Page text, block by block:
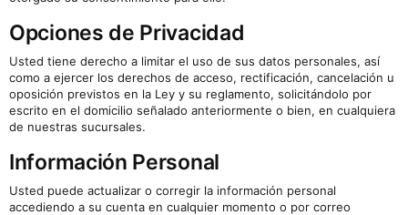
Opciones de Privacidad
Usted tiene derecho a limitar el uso de sus datos personales, así
como a ejercer los derechos de acceso, rectificación, cancelación u
oposición previstos en la Ley y su reglamento, solicitándolo por
escrito en el domicilio señalado anteriormente o bien, en cualquiera
de nuestras sucursales.
Información Personal
Usted puede actualizar o corregir la información personal
accediendo a su cuenta en cualquier momento o por correo